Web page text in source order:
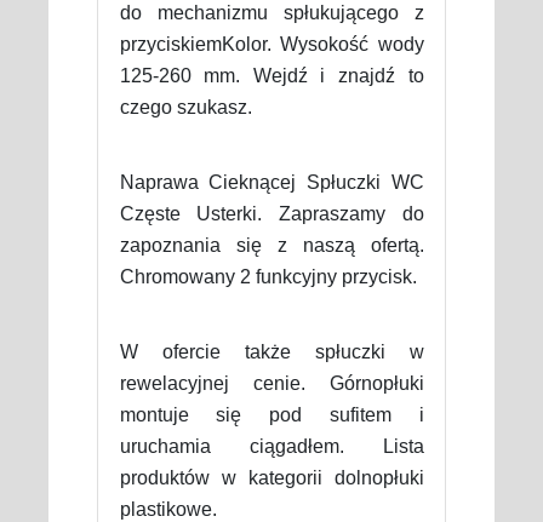
do mechanizmu spłukującego z
przyciskiemKolor. Wysokość wody
125-260 mm. Wejdź i znajdź to
czego szukasz.
Naprawa Cieknącej Spłuczki WC
Częste Usterki. Zapraszamy do
zapoznania się z naszą ofertą.
Chromowany 2 funkcyjny przycisk.
W ofercie także spłuczki w
rewelacyjnej cenie. Górnopłuki
montuje się pod sufitem i
uruchamia ciągadłem. Lista
produktów w kategorii dolnopłuki
plastikowe.